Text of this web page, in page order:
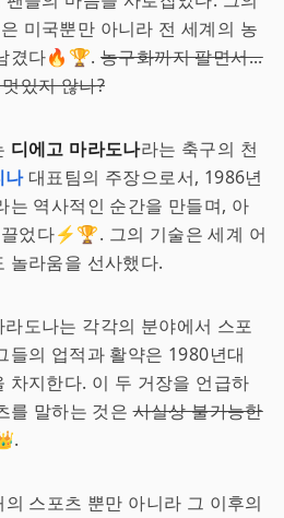
미국뿐만 아니라 전 세계의 농
겼다🔥🏆. 농구화까지 팔면서...
있지 않나?
디에고 마라도나라는 축구의 천
나대표팀의 주장으로서, 1986년
는 역사적인 순간을 만들며, 아
었다⚡🏆. 그의 기술은 세계 어
놀라움을 선사했다.
도나는 각각의 분야에서 스포
들의 업적과 활약은 1980년대
차지한다. 이 두 거장을 언급하
를 말하는 것은사실상 불가능한
스포츠 뿐만 아니라 그 이후의